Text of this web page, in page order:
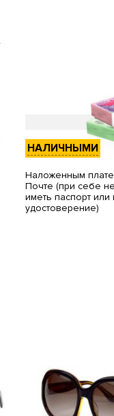
НАЛИЧНЫМИ
Наложенным
Почте (при себе
иметь паспорт или
удостоверение)